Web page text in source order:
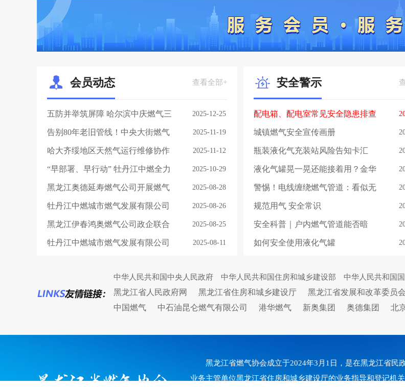
会员动态 查看全部+
五防并举筑屏障 哈尔滨中庆燃气三
年治理攻坚实现隐患动态清零
2025-12-25
告别80年老旧管线！中央大街燃气
改造错峰施工不扰民，预计12月中
旬基本完工
2025-11-19
哈大齐绥地区天然气运行维修协作
会议成功召开
2025-11-12
“早部署、早行动” 牡丹江中燃全力
做好冬季保供工作
2025-10-29
黑龙江奥德延寿燃气公司开展燃气
安全宣传，促进服务提升
2025-08-28
牡丹江中燃城市燃气发展有限公司
筑牢雨季燃气安全防线 守护居民用
气安全
2025-08-26
黑龙江伊春鸿奥燃气公司政企联合
检查筑牢安全生产防线
2025-08-25
牡丹江中燃城市燃气发展有限公司 2025-08-11
安全警示
配电箱、配电室常见安全隐患排查
（附最新依据标准）
城镇燃气安全宣传画册
瓶装液化气充装站风险告知卡汇
编，依据《安全色和安全标志》
(GB2894-2025)编制
液化气罐晃一晃还能接着用？金华
杨先生家因为这个省气“妙招”，大
事不妙了......
警惕！电线缠绕燃气管道：看似无
事，实则危险！抓紧自查
规范用气 安全常识
安全科普｜户内燃气管道能否暗
埋？杜绝燃气用户违规改管！
如何安全使用液化气罐
中华人民共和国中央人民政府 中华人民共和国住房和城乡建设部 中华人民共和国
黑龙江省人民政府网 黑龙江省住房和城乡建设厅 黑龙江省发展和改革委员会
中国燃气
中石油昆仑燃气有限公司 港华燃气 新奥集团 奥德集团 北
黑龙江省燃气协会成立于2024年3月1日，是在黑龙江省民
业务主管单位黑龙江省住房和城乡建设厅的业务指导和登记机